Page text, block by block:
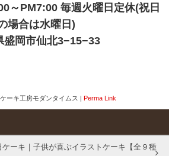
～PM7:00 毎週火曜日定休(祝日
場合は水曜日)
盛岡市仙北3−15−33
ケーキ工房モダンタイムス | Perma Link
ケーキ｜子供が喜ぶイラストケーキ【全９種